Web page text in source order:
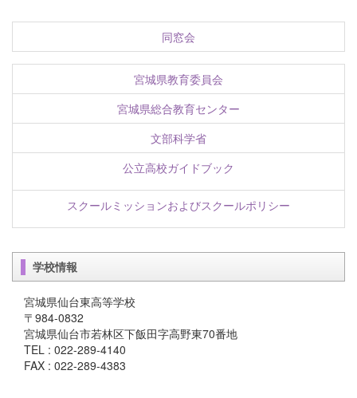
同窓会
宮城県教育委員会
宮城県総合教育センター
文部科学省
公立高校ガイドブック
スクールミッションおよびスクールポリシー
学校情報
宮城県仙台東高等学校
〒984-0832
宮城県仙台市若林区下飯田字高野東70番地
TEL : 022-289-4140
FAX : 022-289-4383